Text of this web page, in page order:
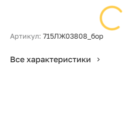
Артикул: 715ЛЖ03808_бор
Все характеристики